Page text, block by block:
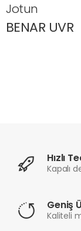
Jotun
BENAR UVR
Hızlı
Kapalı
Geniş
Kaliteli